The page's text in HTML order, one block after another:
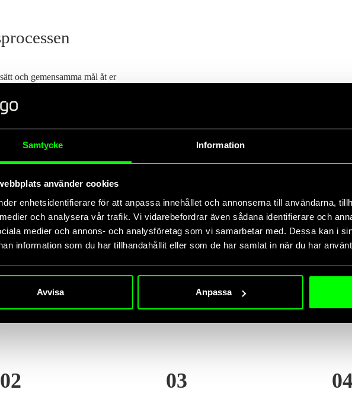
Samtycke Information
använder cookies
enhetsidentifierare för att anpassa innehållet och annonserna till användarna,
och analysera vår trafik. Vi vidarebefordrar även sådana identifierare och
medier och annons- och analysföretag som vi samarbetar med. Dessa kan i
information som du har tillhandahållit eller som de har samlat in när du har
Avvisa Anpassa
och gemensamma mål åt er
stöttar hela inköpsprocessen.
ITC-processen och samlar in rätt
som anses viktigt när hela
att alla steg i upphandlings-processen
kontraktssituation och möjlighet att
framtida kontraktstäckningen. Därtill
att följa upp kontraktsefterlevnad.
, offererade priser, budget och
ifrån initiativ, val av potentiella
kontrakten. Detta ger ökad
rapporteringen. Informationen är redo
bidrag till verksamhetens
Riskminimering i
I en värld där allt större krav ställs på företag att i
leveranskedjor kunna garantera hållbarhet, har
en överblick över vilka leverantörer som lever upp
inköp, definiera vilka kriterier leverantörer ska
ett bättre underlag i förhandlingsprocesser.
02 03